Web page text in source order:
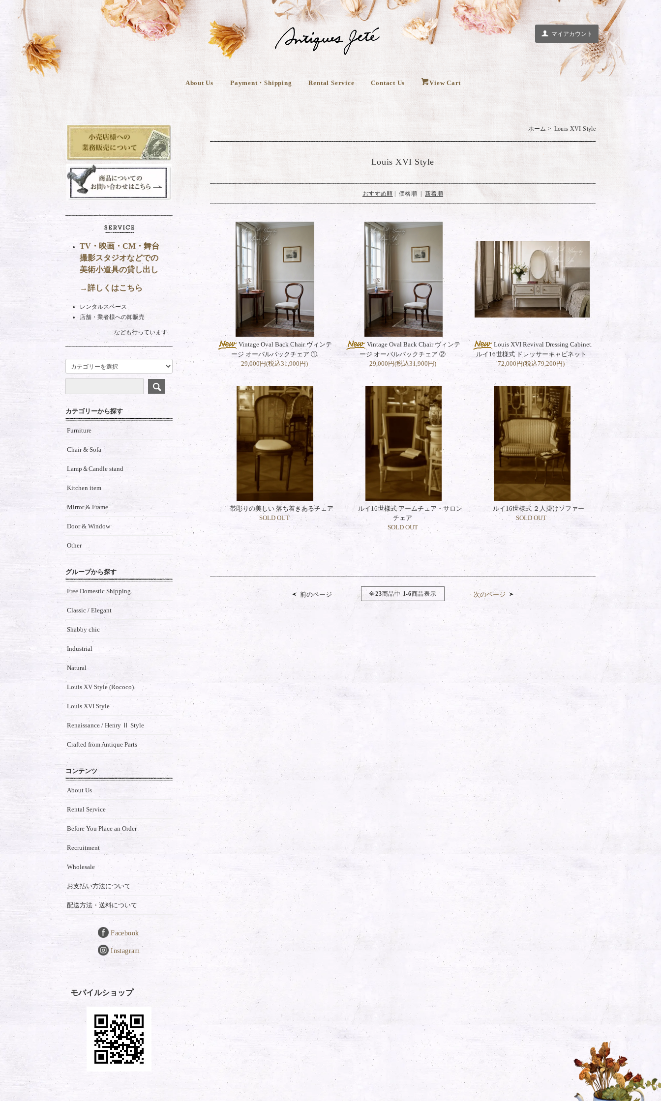
マイアカウント
About Us Payment・Shipping Rental Service Contact Us View Cart
ホーム > Louis XVI Style
Louis XVI Style
おすすめ順 | 価格順 |新着順
Vintage Oval Back Chair ヴィンテ
ージ オーバルバックチェア ①
29,000円(税込31,900円)
Vintage Oval Back Chair ヴィンテ
ージ オーバルバックチェア ②
29,000円(税込31,900円)
Louis XVI Revival Dressing Cabinet
ルイ16世様式 ドレッサーキャビネット
72,000円(税込79,200円)
帯彫りの美しい 落ち着きあるチェア
SOLD OUT
ルイ16世様式 アームチェア・サロン
チェア
SOLD OUT
ルイ16世様式 ２人掛けソファー
SOLD OUT
前のページ 次のページ
全23商品中 1-6商品表示
TV・映画・CM・舞台
撮影スタジオなどでの
美術小道具の貸し出し
→詳しくはこちら
レンタルスペース
店舗・業者様への卸販売
なども行っています
カテゴリーから探す
Furniture
Chair & Sofa
Lamp＆Candle stand
Kitchen item
Mirror & Frame
Door & Window
Other
グループから探す
Free Domestic Shipping
Classic / Elegant
Shabby chic
Industrial
Natural
Louis XV Style (Rococo)
Louis XVI Style
Renaissance / Henry Ⅱ Style
Crafted from Antique Parts
コンテンツ
About Us
Rental Service
Before You Place an Order
Recruitment
Wholesale
お支払い方法について
配送方法・送料について
Facebook
Instagram
モバイルショップ